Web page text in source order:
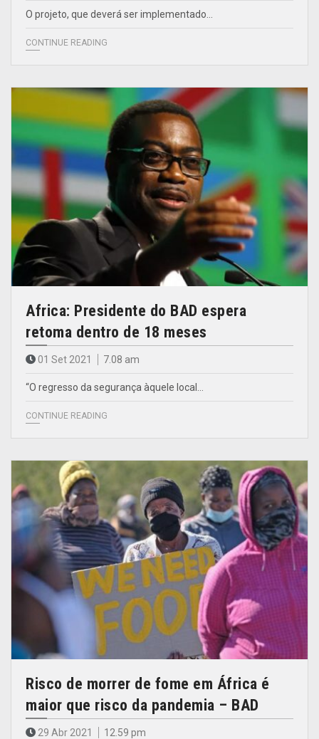
O projeto, que deverá ser implementado…
CONTINUE READING
Africa: Presidente do BAD espera
retoma dentro de 18 meses
01 Set 2021 7.08 am
“O regresso da segurança àquele local…
CONTINUE READING
Risco de morrer de fome em África é
maior que risco da pandemia – BAD
29 Abr 2021 12.59 pm